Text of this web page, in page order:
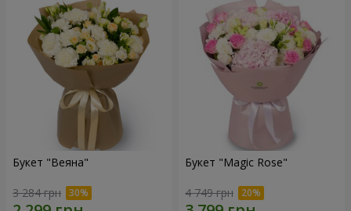
Букет "Веяна"
3 284 грн
Букет "Magic Rose"
4 749 грн